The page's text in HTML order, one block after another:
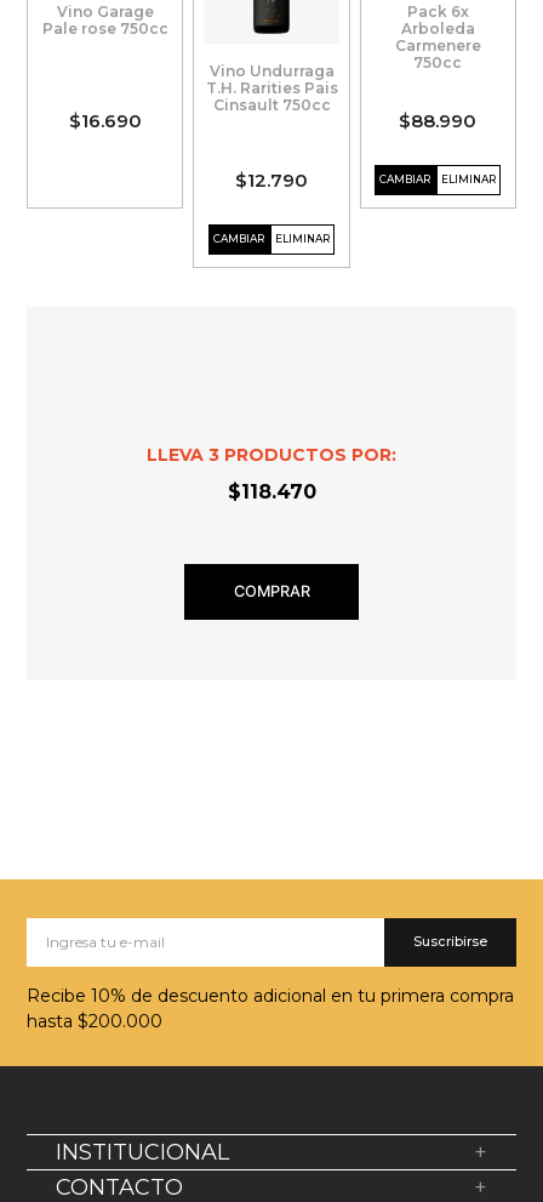
Vino Garage
Pale rose 750cc
$16.690
Pack 6x
Arboleda
Carmenere
750cc
$88.990
Vino Undurraga
T.H. Rarities Pais
Cinsault 750cc
$12.790
LLEVA 3 PRODUCTOS POR:
$118.470
COMPRAR
Suscribirse
Recibe 10% de descuento adicional en tu primera compra
hasta $200.000
INSTITUCIONAL +
Sobre Nosotros
CONTACTO +